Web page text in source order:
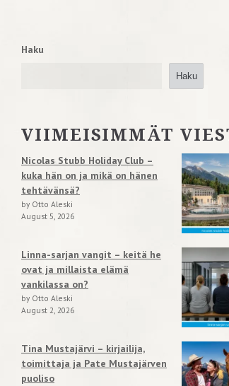
Haku
Haku
VIIMEISIMMÄT
Nicolas Stubb Holiday Club –
kuka hän on ja mikä on hänen
tehtävänsä?
by Otto Aleski
August 5, 2026
Linna-sarjan vangit – keitä he
ovat ja millaista elämä
vankilassa on?
by Otto Aleski
August 2, 2026
Tina Mustajärvi – kirjailija,
toimittaja ja Pate Mustajärven
puoliso